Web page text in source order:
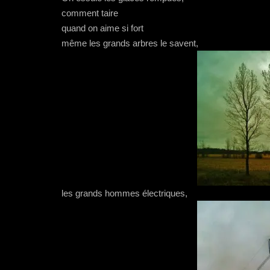
comment taire
quand on aime si fort
même les grands arbres le savent,
les grands hommes électriques,